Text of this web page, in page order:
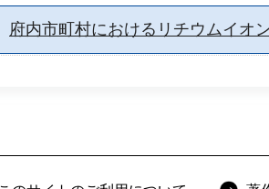
府内市町村におけるリチウムイオ